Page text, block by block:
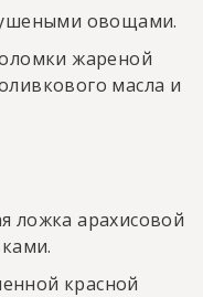
овощами.
жареной
масла и
ложка арахисовой
красной